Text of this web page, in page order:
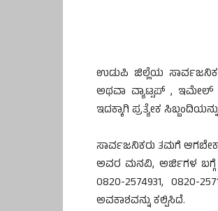
ಉಡುಪಿ ಜಿಲ್ಲೆಯ
ಅಥವಾ ವ್ಯಾಟ್ಸಪ್ ,
ಇದಕ್ಕಾಗಿ ಪ್ರತ್ಯೇಕ
ಸಾರ್ವಜನಿಕರು ತಮಗೆ
ಅವರ ಮನವಿ, ಅರ್ಜಿಗಳ ಬಗ್ಗೆ
0820-2574931,
ಅವಕಾಶವನ್ನು ಕಲ್ಪಿಸಿದೆ.